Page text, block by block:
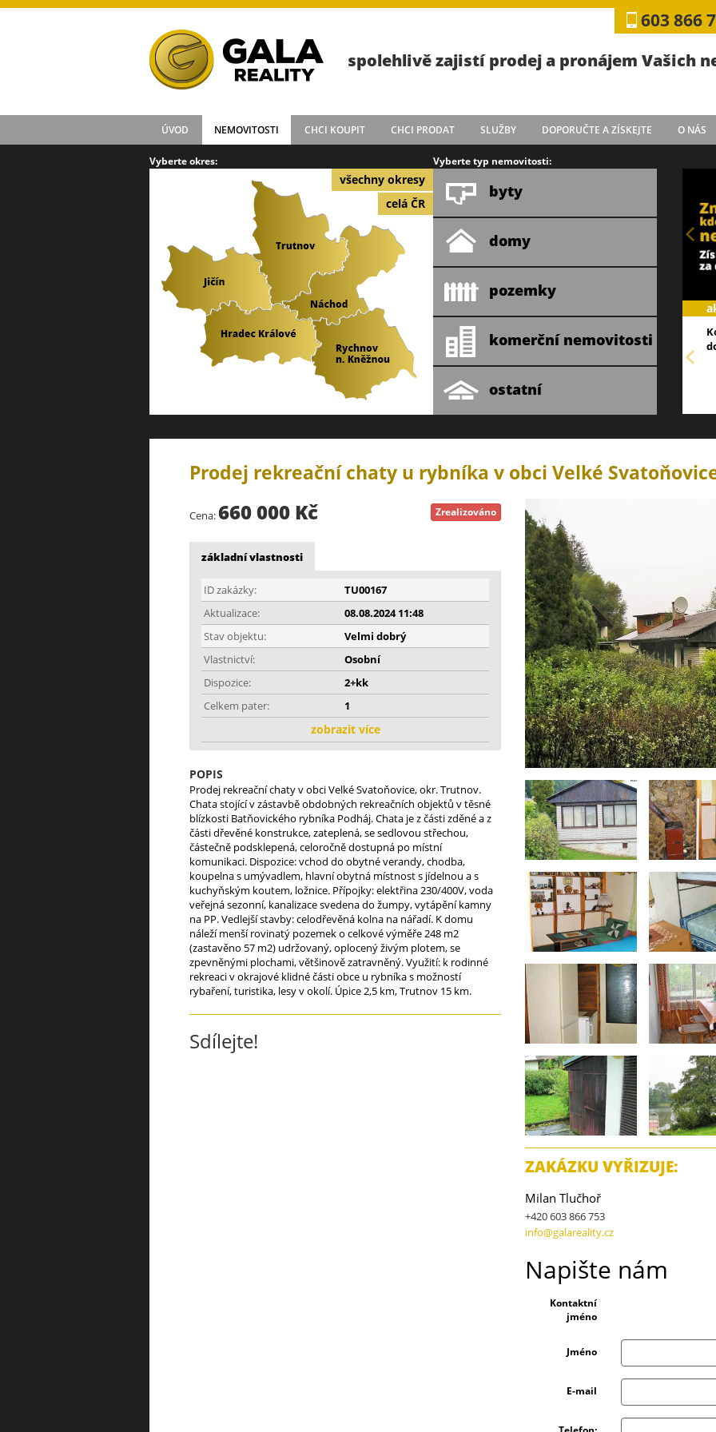
603 866
spolehlivě zajistí prodej a pronájem Vašich
ÚVOD NEMOVITOSTI CHCI KOUPIT CHCI PRODAT SLUŽBY DOPORUČTE A ZÍSKEJTE O NÁS
Vyberte okres:
celá ČR
všechny okresy
Vyberte typ nemovitosti:
byty
domy
pozemky
komerční nemovitosti
ostatní
Prodej rekreační chaty u rybníka v obci Velké
Cena:660 000 Kč Zrealizováno
základní vlastnosti
ID zakázky:
TU00167
Aktualizace:
08.08.2024 11:48
Stav objektu:
Velmi dobrý
Vlastnictví:
Osobní
Dispozice:
2+kk
Celkem pater:
1
zobrazit více
POPIS
Prodej rekreační chaty v obci Velké Svatoňovice, okr. Trutnov.
Chata stojící v zástavbě obdobných rekreačních objektů v těsné
blízkosti Batňovického rybníka Podháj. Chata je z části zděné a z
části dřevěné konstrukce, zateplená, se sedlovou střechou,
částečně podsklepená, celoročně dostupná po místní
komunikaci. Dispozice: vchod do obytné verandy, chodba,
koupelna s umývadlem, hlavní obytná místnost s jídelnou a s
kuchyňským koutem, ložnice. Přípojky: elektřina 230/400V, voda
veřejná sezonní, kanalizace svedena do žumpy, vytápění kamny
na PP. Vedlejší stavby: celodřevěná kolna na nářadí. K domu
náleží menší rovinatý pozemek o celkové výměře 248 m2
(zastavěno 57 m2) udržovaný, oplocený živým plotem, se
zpevněnými plochami, většinově zatravněný. Využití: k rodinné
rekreaci v okrajové klidné části obce u rybníka s možností
rybaření, turistika, lesy v okolí. Úpice 2,5 km, Trutnov 15 km.
Sdílejte!
ZAKÁZKU VYŘIZUJE:
Milan Tlučhoř
+420 603 866 753
info@galareality.cz
Napište nám
Kontaktní
jméno
Jméno
E-mail